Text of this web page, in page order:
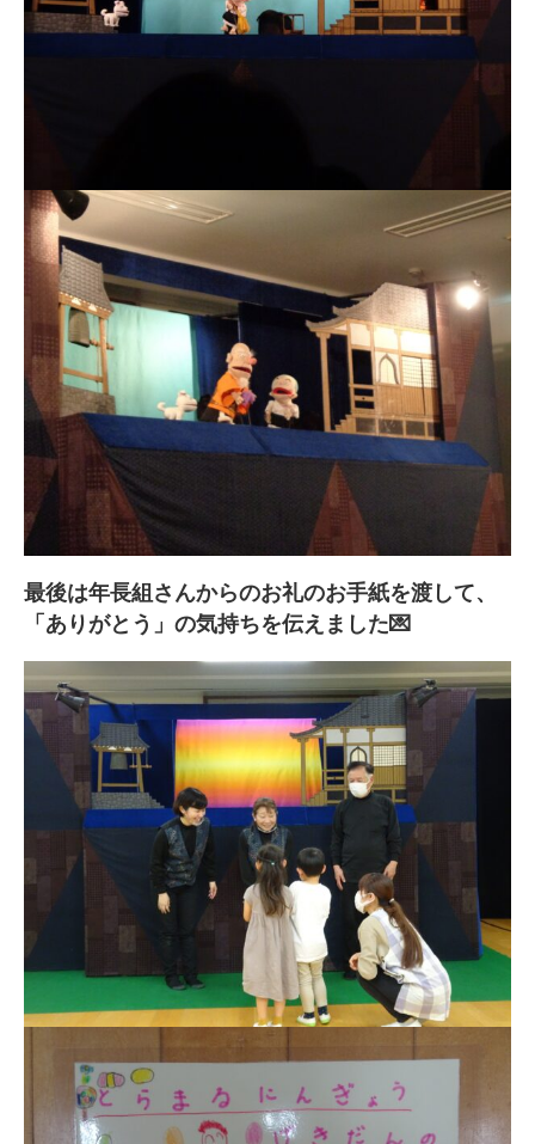
最後は年長組さんからのお礼のお手紙を渡して、
「ありがとう」の気持ちを伝えました💌